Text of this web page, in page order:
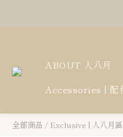
ABOUT 人八月
Accessories | 配
全部商品 / Exclusive | 人八月